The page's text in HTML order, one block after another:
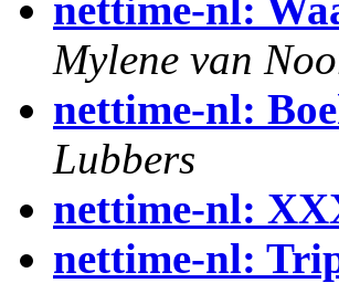
Mylene van
nettime-nl:
Lubbers
nettime-nl:
nettime-nl: